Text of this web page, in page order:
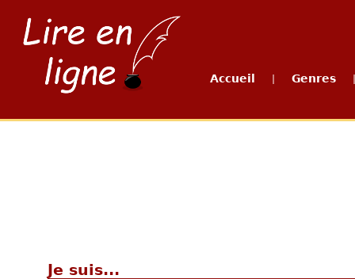
Accueil Genres
Je suis...